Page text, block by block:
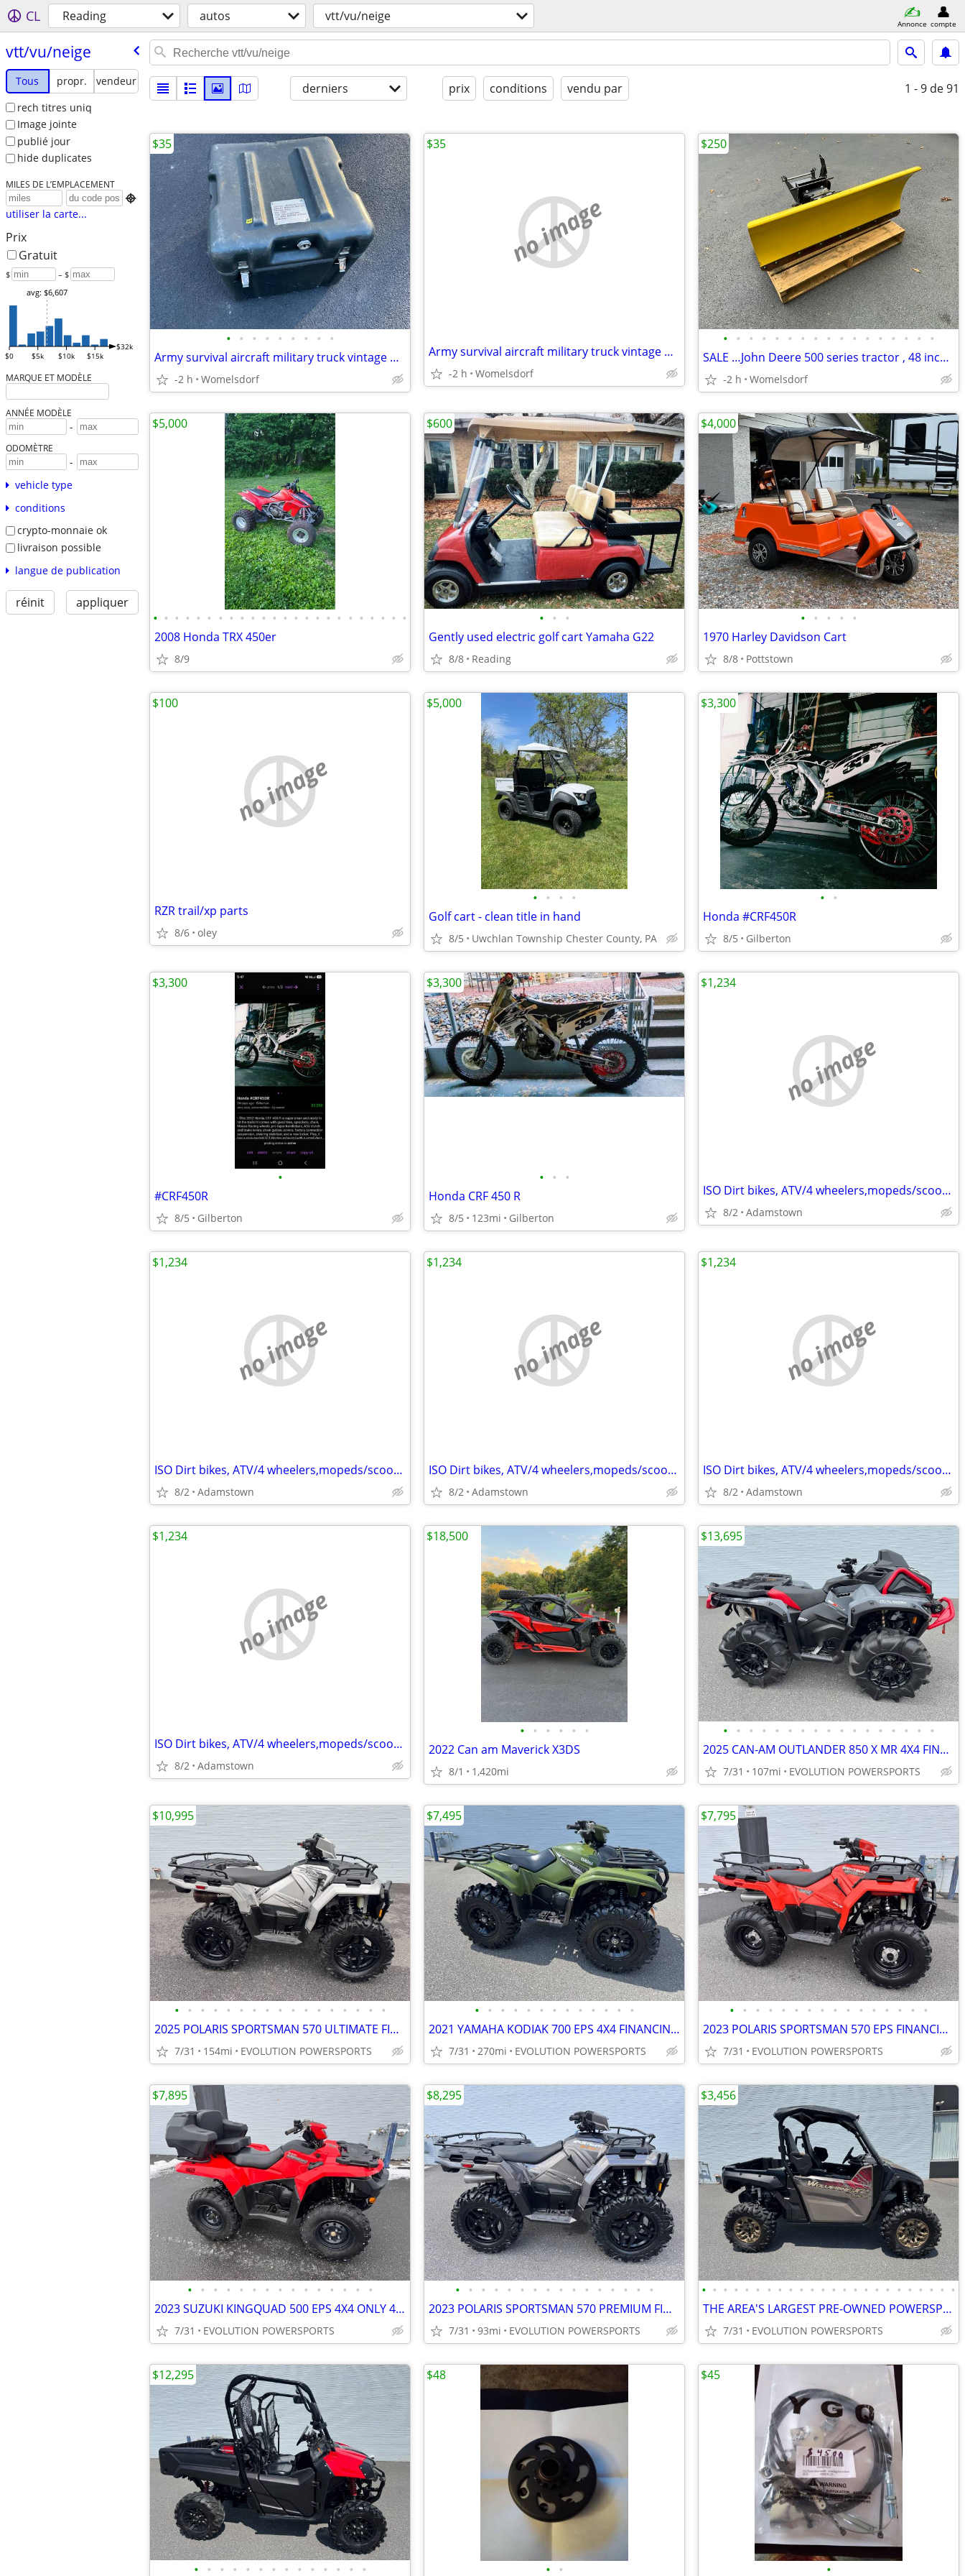
CL Reading autos vtt/vu/neige Annonce compte
vtt/​vu/​neige
Tous propr.
vendeur
rech titres uniq
Image jointe
publié jour
hide duplicates
MILES DE L’EMPLACEMENT

utiliser la carte...
Prix
Gratuit
$ – $
$0 $5k $10k $15k
$32k
avg: $6,607
MARQUE ET MODÈLE
ANNÉE MODÈLE
-
ODOMÈTRE
-
vehicle type
conditions
crypto-monnaie ok
livraison possible
langue de publication
réinit appliquer
derniers prix conditions vendu par 1 - 9 de 91
• • • • • • • • •
Army survival aircraft military truck vintage waterproof box /ford-chevy
-2 h Womelsdorf
$35
no image
Army survival aircraft military truck vintage waterproof box /ford-chevy
-2 h Womelsdorf
$35
• • • • • • • • • • • • • • • • •
SALE …John Deere 500 series tractor , 48 inch snow plow snowplow NOS…$250
-2 h Womelsdorf
$250
• • • • • • • • • • • • • • • • • • • • • • • •
2008 Honda TRX 450er
8/9
$5,000
• • •
Gently used electric golf cart Yamaha G22
8/8 Reading
$600
• • • • •
1970 Harley Davidson Cart
8/8 Pottstown
$4,000
no image
RZR trail/xp parts
8/6 oley
$100
• • • •
Golf cart - clean title in hand
8/5 Uwchlan Township Chester County, PA
$5,000
• •
Honda #CRF450R
8/5 Gilberton
$3,300
•
#CRF450R
8/5 Gilberton
$3,300
• • •
Honda CRF 450 R
8/5 123mi Gilberton
$3,300
no image
ISO Dirt bikes, ATV/4 wheelers,mopeds/scooters
8/2 Adamstown
$1,234
no image
ISO Dirt bikes, ATV/4 wheelers,mopeds/scooters
8/2 Adamstown
$1,234
no image
ISO Dirt bikes, ATV/4 wheelers,mopeds/scooters
8/2 Adamstown
$1,234
no image
ISO Dirt bikes, ATV/4 wheelers,mopeds/scooters
8/2 Adamstown
$1,234
no image
ISO Dirt bikes, ATV/4 wheelers,mopeds/scooters
8/2 Adamstown
$1,234
• • • • • •
2022 Can am Maverick X3DS
8/1 1,420mi
$18,500
• • • • • • • • • • • • • • • • •
2025 CAN-AM OUTLANDER 850 X MR 4X4 FINANCING AVAILABLE
7/31 107mi EVOLUTION POWERSPORTS
$13,695
• • • • • • • • • • • • • • • • •
2025 POLARIS SPORTSMAN 570 ULTIMATE FINANCING AVAILABLE
7/31 154mi EVOLUTION POWERSPORTS
$10,995
• • • • • • • • • • • • •
2021 YAMAHA KODIAK 700 EPS 4X4 FINANCING AVAILABLE
7/31 270mi EVOLUTION POWERSPORTS
$7,495
• • • • • • • • • • • • • • • •
2023 POLARIS SPORTSMAN 570 EPS FINANCING AVAILABLE
7/31 EVOLUTION POWERSPORTS
$7,795
• • • • • • • • • • • • • • •
2023 SUZUKI KINGQUAD 500 EPS 4X4 ONLY 450 MILES FINANCING AVAILABLE
7/31 EVOLUTION POWERSPORTS
$7,895
• • • • • • • • • • • • • • • •
2023 POLARIS SPORTSMAN 570 PREMIUM FINANCING AVAILABLE
7/31 93mi EVOLUTION POWERSPORTS
$8,295
• • • • • • • • • • • • • • • • • • • • • • • •
THE AREA'S LARGEST PRE-OWNED POWERSPORTS DEALER FINANCING AVAILABLE
7/31 EVOLUTION POWERSPORTS
$3,456
• • • • • • • • • • • • • •
$12,295
• •
$48
•
$45